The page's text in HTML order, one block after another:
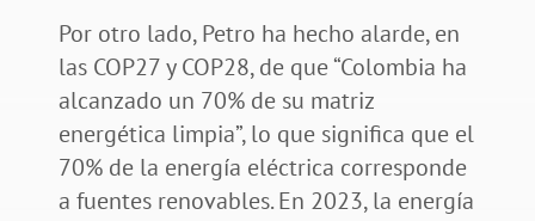
Por otro lado, Petro ha hecho alarde, en
las COP27 y COP28, de que “Colombia ha
alcanzado un 70% de su matriz
energética limpia”, lo que significa que el
70% de la energía eléctrica corresponde
a fuentes renovables. En 2023, la energía